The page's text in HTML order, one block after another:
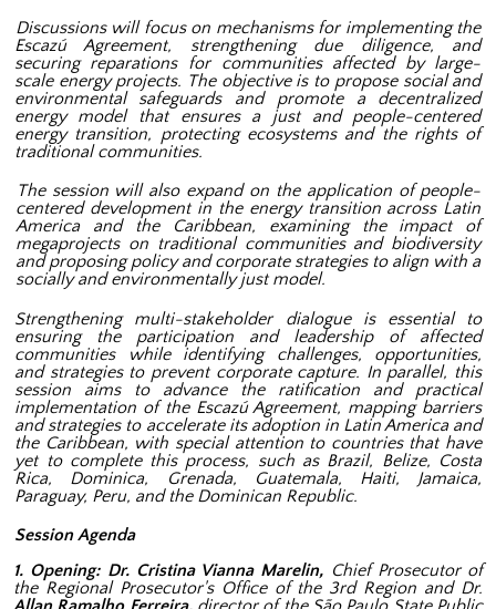
Discussions will focus on mechanisms for implementing the
Escazú Agreement, strengthening due diligence, and
securing reparations for communities affected by large-
scale energy projects. The objective is to propose social and
environmental safeguards and promote a decentralized
energy model that ensures a just and people-centered
energy transition, protecting ecosystems and the rights of
traditional communities.
The session will also expand on the application of people-
centered development in the energy transition across Latin
America and the Caribbean, examining the impact of
megaprojects on traditional communities and biodiversity
and proposing policy and corporate strategies to align with a
socially and environmentally just model.
Strengthening multi-stakeholder dialogue is essential to
ensuring the participation and leadership of affected
communities while identifying challenges, opportunities,
and strategies to prevent corporate capture. In parallel, this
session aims to advance the ratification and practical
implementation of the Escazú Agreement, mapping barriers
and strategies to accelerate its adoption in Latin America and
the Caribbean, with special attention to countries that have
yet to complete this process, such as Brazil, Belize, Costa
Rica, Dominica, Grenada, Guatemala, Haiti, Jamaica,
Paraguay, Peru, and the Dominican Republic.
Session Agenda
1. Opening: Dr. Cristina Vianna Marelin, Chief Prosecutor of
the Regional Prosecutor's Office of the 3rd Region and Dr.